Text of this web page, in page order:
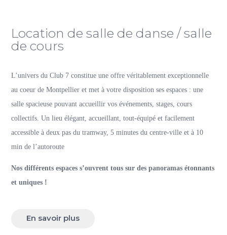
Location de salle de danse / salle
de cours
L’univers du Club 7 constitue une offre véritablement exceptionnelle
au coeur de Montpellier et met à votre disposition ses espaces : une
salle spacieuse pouvant accueillir vos événements, stages, cours
collectifs. Un lieu élégant, accueillant, tout-équipé et facilement
accessible à deux pas du tramway, 5 minutes du centre-ville et à 10
min de l’autoroute
Nos différents espaces s’ouvrent tous sur des panoramas étonnants
et uniques !
En savoir plus